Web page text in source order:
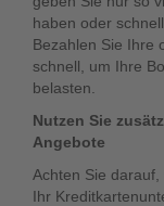
haben oder
Bezahlen Sie Ihre
schnell, um Ihre
belasten.
Nutzen Sie
Angebote
Achten Sie
Ihr